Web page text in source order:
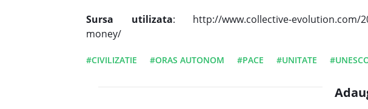
Sursa utilizata: http://www.collective-evolution.com/
money/
#CIVILIZATIE #ORAS AUTONOM #PACE #UNITATE